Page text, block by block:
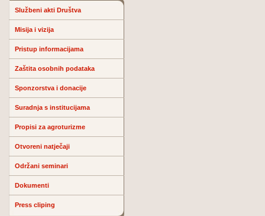
Službeni akti Društva
Misija i vizija
Pristup informacijama
Zaštita osobnih podataka
Sponzorstva i donacije
Suradnja s institucijama
Propisi za agroturizme
Otvoreni natječaji
Održani seminari
Dokumenti
Press cliping